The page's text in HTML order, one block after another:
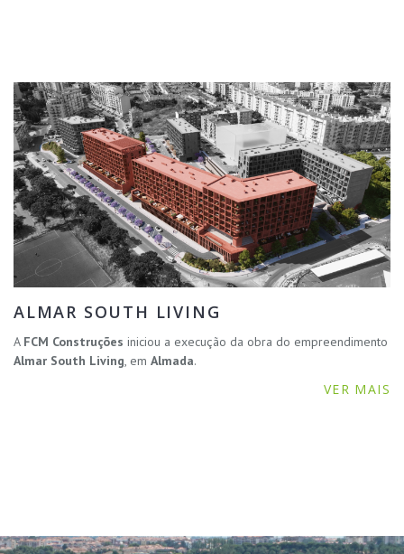
ALMAR SOUTH LIVING
A FCM Construções iniciou a execução da obra do empreendimento
Almar South Living, em Almada.
VER MAIS